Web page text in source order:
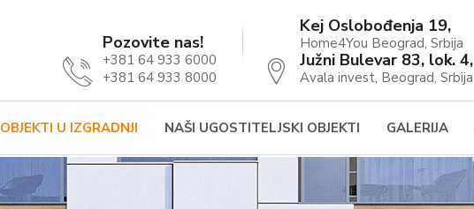
Pozovite nas!
+381 64 933 6000
+381 64 933 8000
Kej Oslobođenja 19,
Home4You Beograd, Srbija
Južni Bulevar 83, lok. 4,
Avala invest, Beograd, Srbija
OBJEKTI U IZGRADNJI NAŠI UGOSTITELJSKI OBJEKTI GALERIJA